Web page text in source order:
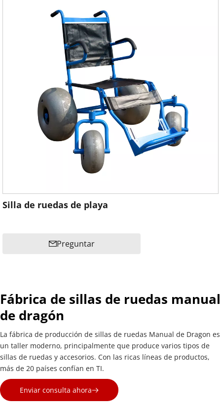
Silla de ruedas de playa
Preguntar
Fábrica de sillas de ruedas manual
de dragón
La fábrica de producción de sillas de ruedas Manual de Dragon es
un taller moderno, principalmente que produce varios tipos de
sillas de ruedas y accesorios. Con las ricas líneas de productos,
más de 20 países confían en TI.
Enviar consulta ahora